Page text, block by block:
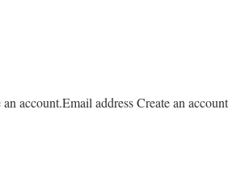
account.Email address Create an account